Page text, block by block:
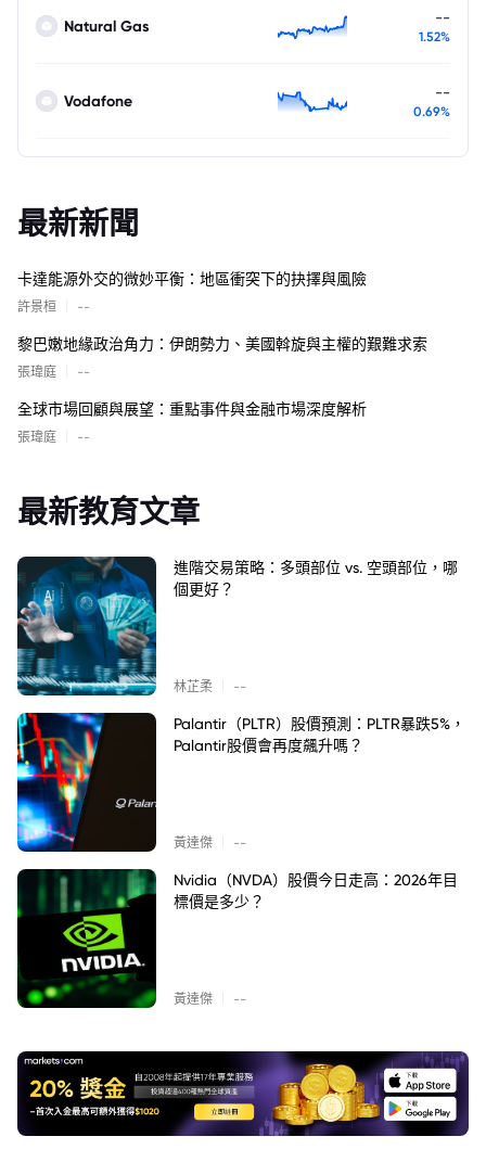
Natural Gas --
1.52%
Vodafone --
0.69%
最新新聞
卡達能源外交的微妙平衡：地區衝突下的抉擇與風險
許景桓 --
黎巴嫩地緣政治角力：伊朗勢力、美國斡旋與主權的艱難求索
張瑋庭 --
全球市場回顧與展望：重點事件與金融市場深度解析
張瑋庭 --
最新教育文章
進階交易策略：多頭部位 vs. 空頭部位，哪
個更好？
林芷柔 --
Palantir（PLTR）股價預測：PLTR暴跌5%，
Palantir股價會再度飆升嗎？
黃達傑 --
Nvidia（NVDA）股價今日走高：2026年目
標價是多少？
黃達傑 --